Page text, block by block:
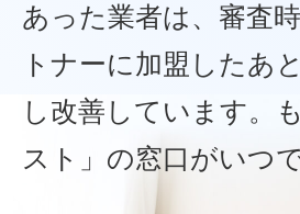
あった業者は、審査
トナーに加盟したあ
し改善しています。
スト」の窓口がいつ